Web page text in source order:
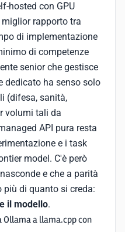
hosted con GPU
rapporto tra
di implementazione
di competenze
senior che gestisce
dedicato ha senso solo
(difesa, sanità,
volumi tali da
API pura resta
e i task
model. C'è però
e che a parità
più di quanto si creda:
il modello.
Ollama a llama.cpp con